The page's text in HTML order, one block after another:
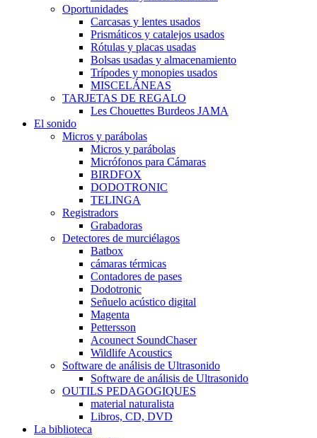
Oportunidades
Carcasas y lentes usados
Prismáticos y catalejos usados
Rótulas y placas usadas
Bolsas usadas y almacenamiento
Trípodes y monopies usados
MISCELÁNEAS
TARJETAS DE REGALO
Les Chouettes Burdeos JAMA
El sonido
Micros y parábolas
Micros y parábolas
Micrófonos para Cámaras
BIRDFOX
DODOTRONIC
TELINGA
Registradors
Grabadoras
Detectores de murciélagos
Batbox
cámaras térmicas
Contadores de pases
Dodotronic
Señuelo acústico digital
Magenta
Pettersson
Acounect SoundChaser
Wildlife Acoustics
Software de análisis de Ultrasonido
Software de análisis de Ultrasonido
OUTILS PEDAGOGIQUES
material naturalista
Libros, CD, DVD
La biblioteca